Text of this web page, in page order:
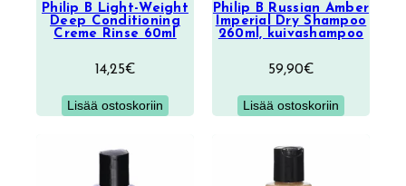
Philip B Light-Weight
Deep Conditioning
Creme Rinse 60ml
14,25€
Lisää ostoskoriin
Philip B Russian Amber
Imperial Dry Shampoo
260ml, kuivashampoo
59,90€
Lisää ostoskoriin